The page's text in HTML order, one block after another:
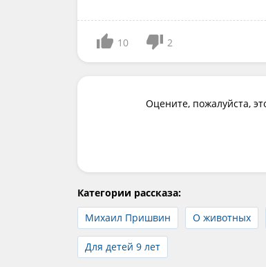
10 2
Оцените, пожалуйста,
Категории рассказа:
Михаил Пришвин
О животных
Для детей 9 лет